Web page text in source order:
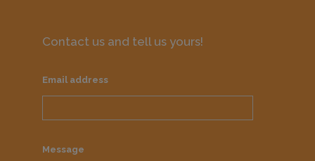
Contact us and tell us yours!
Email address
Message